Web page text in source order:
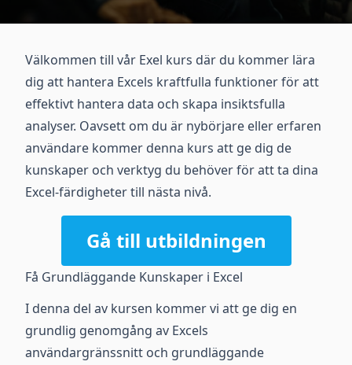
Välkommen till vår Exel kurs där du kommer lära
dig att hantera Excels kraftfulla funktioner för att
effektivt hantera data och skapa insiktsfulla
analyser. Oavsett om du är nybörjare eller erfaren
användare kommer denna kurs att ge dig de
kunskaper och verktyg du behöver för att ta dina
Excel-färdigheter till nästa nivå.
Gå till utbildningen
Få Grundläggande Kunskaper i Excel
I denna del av kursen kommer vi att ge dig en
grundlig genomgång av Excels
användargränssnitt och grundläggande